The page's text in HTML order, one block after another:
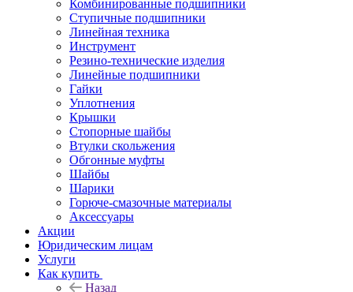
Комбинированные подшипники
Ступичные подшипники
Линейная техника
Инструмент
Резино-технические изделия
Линейные подшипники
Гайки
Уплотнения
Крышки
Стопорные шайбы
Втулки скольжения
Обгонные муфты
Шайбы
Шарики
Горюче-смазочные материалы
Аксессуары
Акции
Юридическим лицам
Услуги
Как купить
Назад